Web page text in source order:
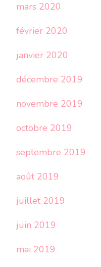
mars 2020
février 2020
janvier 2020
décembre 2019
novembre 2019
octobre 2019
septembre 2019
août 2019
juillet 2019
juin 2019
mai 2019